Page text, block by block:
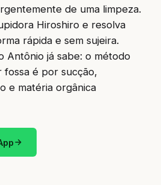
de uma limpeza.
Hiroshiro e resolva
rápida e sem sujeira.
Antônio já sabe: o método
fossa é por sucção,
e matéria orgânica